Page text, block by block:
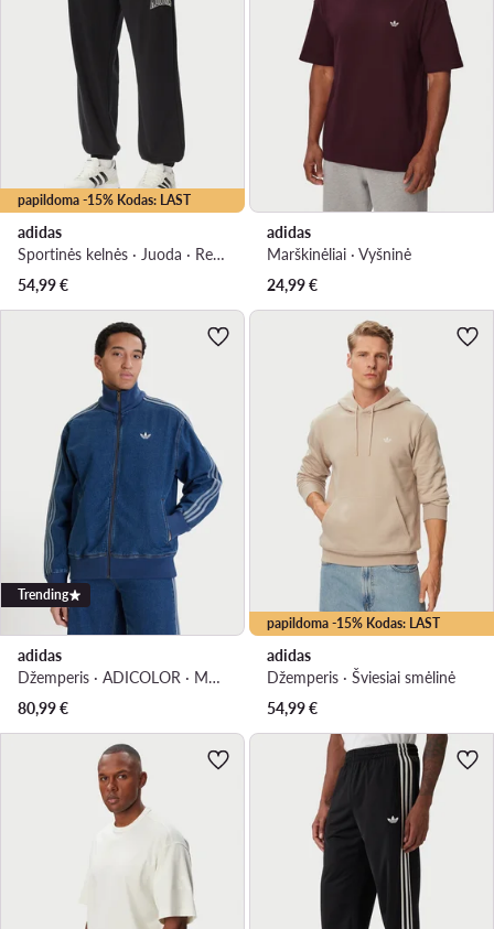
papildoma -15% Kodas: LAST
adidas
Sportinės kelnės · Juoda · Regular Fit
54,99€
adidas
Marškinėliai · Vyšninė
24,99€
Trending
adidas
Džemperis · ADICOLOR · Mėlyna
80,99€
papildoma -15% Kodas: LAST
adidas
Džemperis · Šviesiai smėlinė
54,99€